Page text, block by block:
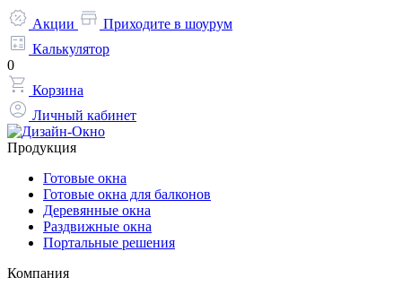
Акции
Приходите в шоурум
Калькулятор
0
Корзина
Личный кабинет
Продукция
Готовые окна
Готовые окна для балконов
Деревянные окна
Раздвижные окна
Портальные решения
Компания